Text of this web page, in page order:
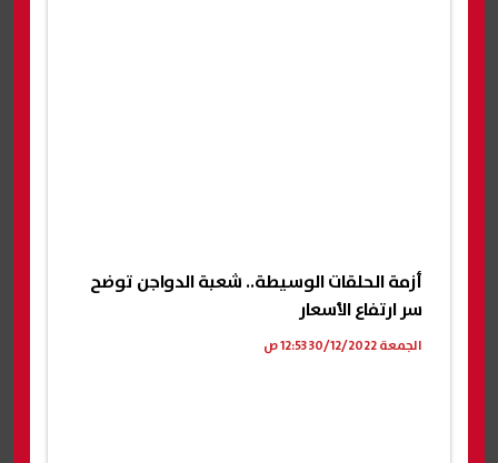
أزمة الحلقات الوسيطة.. شعبة الدواجن توضح
سر ارتفاع الأسعار
الجمعة 30/12/2022 12:53 ص